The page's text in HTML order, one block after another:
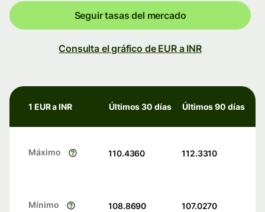
Seguir tasas del mercado
Consulta el gráfico de EUR a INR
1 EUR a INR Últimos 30 días Últimos 90 días
Máximo 110.4360 112.3310
Mínimo 108.8690 107.0270